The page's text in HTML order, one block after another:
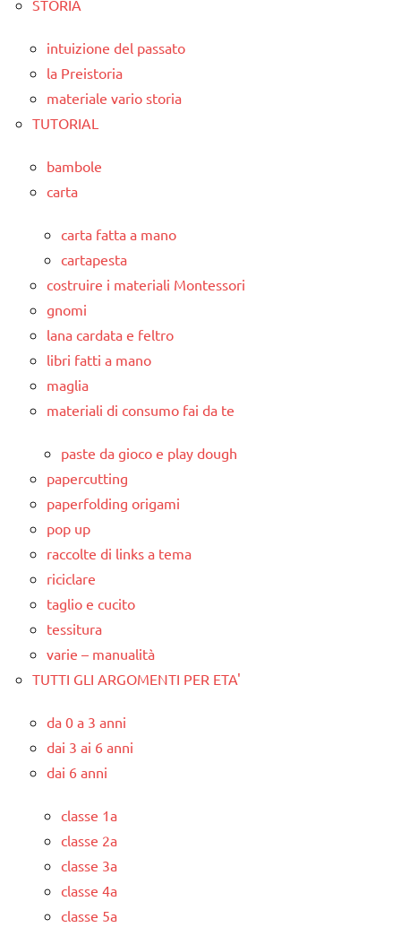
STORIA
intuizione del passato
la Preistoria
materiale vario storia
TUTORIAL
bambole
carta
carta fatta a mano
cartapesta
costruire i materiali Montessori
gnomi
lana cardata e feltro
libri fatti a mano
maglia
materiali di consumo fai da te
paste da gioco e play dough
papercutting
paperfolding origami
pop up
raccolte di links a tema
riciclare
taglio e cucito
tessitura
varie – manualità
TUTTI GLI ARGOMENTI PER ETA'
da 0 a 3 anni
dai 3 ai 6 anni
dai 6 anni
classe 1a
classe 2a
classe 3a
classe 4a
classe 5a